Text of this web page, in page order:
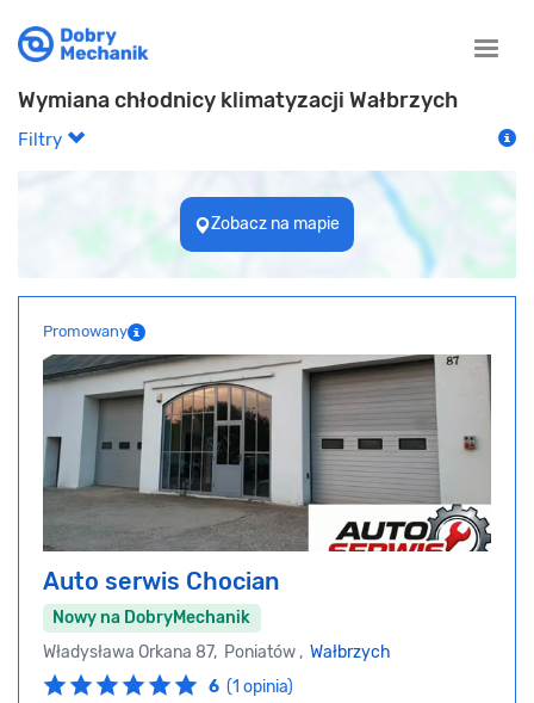
Toggle
Wymiana chłodnicy klimatyzacji Wałbrzych
Filtry
Zobacz na mapie
Promowany
Auto serwis Chocian
Nowy na DobryMechanik
Władysława Orkana 87, Poniatów , Wałbrzych
6 (1 opinia)